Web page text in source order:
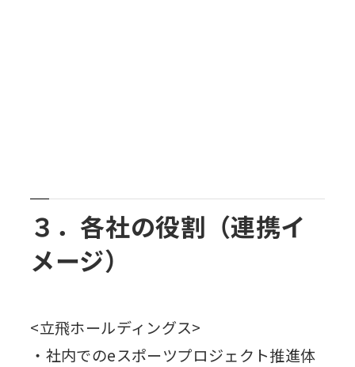
３．各社の役割（連携イ
メージ）
<立飛ホールディングス>
・社内でのeスポーツプロジェクト推進体